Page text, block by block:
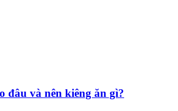
đâu và nên kiêng ăn gì?